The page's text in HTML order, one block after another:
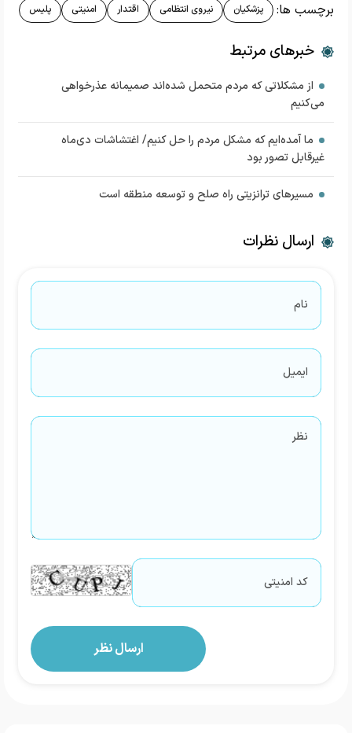
برچسب ها: پزشکیان نیروی انتظامی اقتدار امنیتی پلیس
خبرهای مرتبط
از مشکلاتی که مردم متحمل شده‌اند صمیمانه عذرخواهی
می‌کنیم
ما آمده‌ایم که مشکل مردم را حل کنیم/ اغتشاشات دی‌ماه
غیرقابل تصور بود
مسیرهای ترانزیتی راه صلح و توسعه منطقه است
ارسال نظرات